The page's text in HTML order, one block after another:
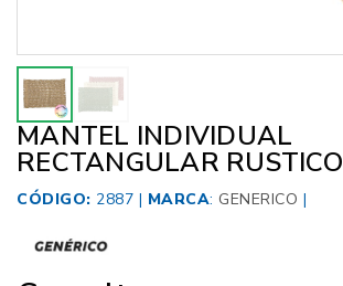
MANTEL INDIVIDUAL
RECTANGULAR RUSTICO
CÓDIGO: 2887 | MARCA: GENERICO |